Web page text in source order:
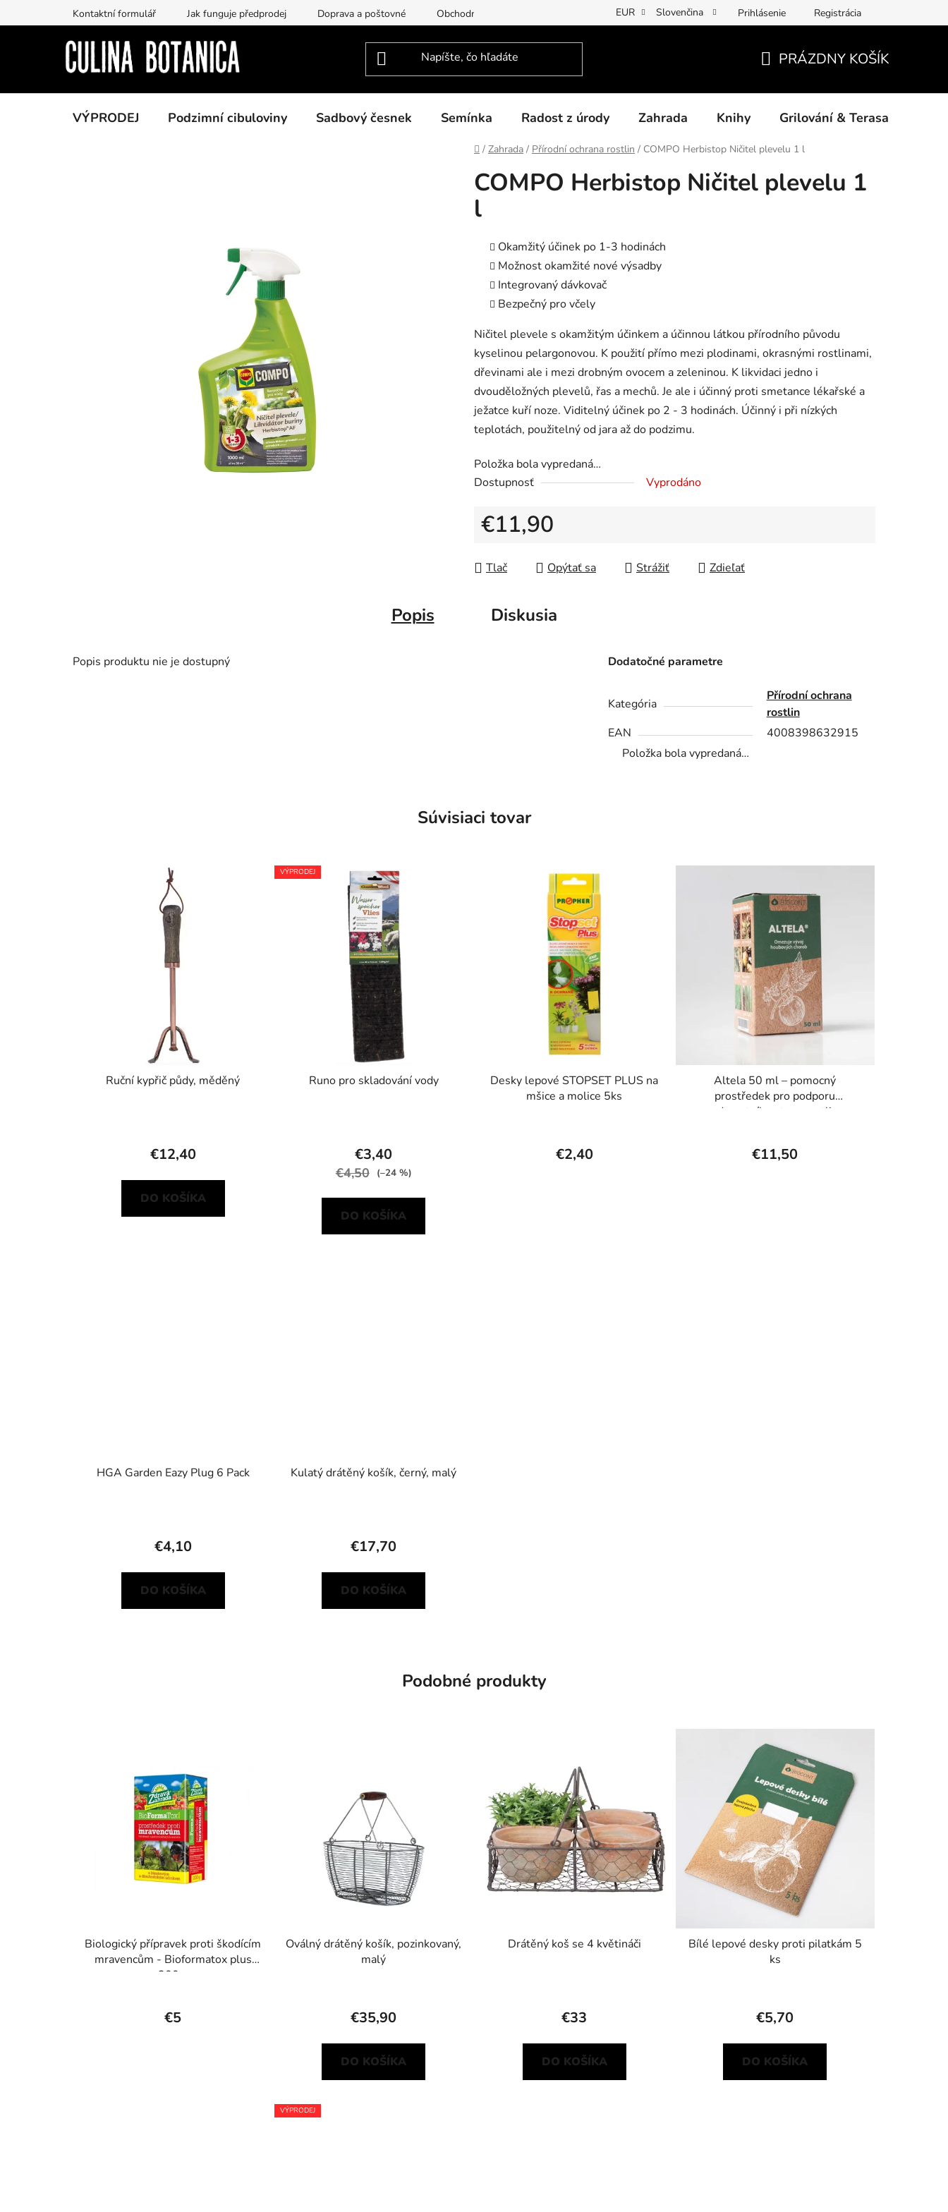
na
Kontaktní formulář Jak funguje předprodej Doprava a poštovné Obchodní podmínky Podmínky ochrany osobních údajů Povinné informace a odkazy ÚKZÚZ
EUR Slovenčina Prihlásenie Registrácia
KOŠÍK
PRÁZDNY KOŠÍK
VÝPRODEJ Podzimní cibuloviny Sadbový česnek Semínka Radost z úrody Zahrada Knihy Grilování & Terasa
Domov
/ Zahrada / Přírodní ochrana rostlin / COMPO Herbistop Ničitel plevelu 1 l
COMPO Herbistop Ničitel plevelu 1
l
Okamžitý účinek po 1-3 hodinách
Možnost okamžité nové výsadby
Integrovaný dávkovač
Bezpečný pro včely
Ničitel plevele s okamžitým účinkem a účinnou látkou přírodního původu
kyselinou pelargonovou. K použití přímo mezi plodinami, okrasnými rostlinami,
dřevinami ale i mezi drobným ovocem a zeleninou. K likvidaci jedno i
dvouděložných plevelů, řas a mechů. Je ale i účinný proti smetance lékařské a
ježatce kuří noze. Viditelný účinek po 2 - 3 hodinách. Účinný i při nízkých
teplotách, použitelný od jara až do podzimu.
Položka bola vypredaná…
Dostupnosť
Vyprodáno
€11,90
Tlač
Opýtať sa Strážiť Zdieľať
Popis Diskusia
Popis produktu nie je dostupný Dodatočné parametre
Kategória
Přírodní ochrana
rostlin
EAN
4008398632915
Položka bola vypredaná…
Súvisiaci tovar
Ruční kypřič půdy, měděný
€12,40
DO KOŠÍKA
VÝPRODEJ
Runo pro skladování vody
€3,40
€4,50 (–24 %)
DO KOŠÍKA
Desky lepové STOPSET PLUS na
mšice a molice 5ks
€2,40
Altela 50 ml – pomocný
prostředek pro podporu
zdravotního stavu rostlin
€11,50
HGA Garden Eazy Plug 6 Pack
€4,10
DO KOŠÍKA
Kulatý drátěný košík, černý, malý
€17,70
DO KOŠÍKA
Podobné produkty
Biologický přípravek proti škodícím
mravencům - Bioformatox plus
200 g
€5
Oválný drátěný košík, pozinkovaný,
malý
€35,90
DO KOŠÍKA
Drátěný koš se 4 květináči
€33
DO KOŠÍKA
Bílé lepové desky proti pilatkám 5
ks
€5,70
DO KOŠÍKA
VÝPRODEJ